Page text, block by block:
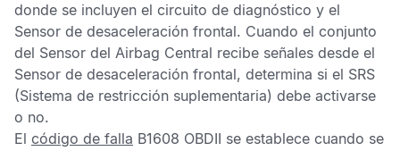
donde se incluyen el circuito de diagnóstico y el
Sensor de desaceleración frontal. Cuando el conjunto
del Sensor del Airbag Central recibe señales desde el
Sensor de desaceleración frontal, determina si el SRS
(Sistema de restricción suplementaria) debe activarse
o no.
El código de falla B1608 OBDII se establece cuando se